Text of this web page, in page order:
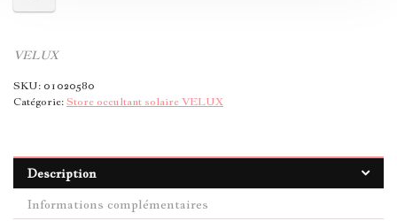
VELUX
SKU:01020580
Catégorie:Store occultant solaire VELUX
Description
Informations complémentaires